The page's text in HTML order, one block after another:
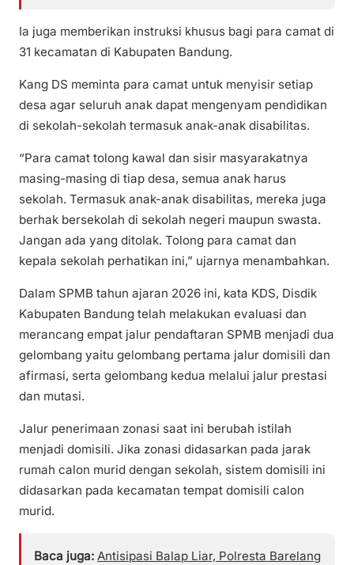
Ia juga memberikan instruksi khusus bagi para camat di
31 kecamatan di Kabupaten Bandung.
Kang DS meminta para camat untuk menyisir setiap
desa agar seluruh anak dapat mengenyam pendidikan
di sekolah-sekolah termasuk anak-anak disabilitas.
“Para camat tolong kawal dan sisir masyarakatnya
masing-masing di tiap desa, semua anak harus
sekolah. Termasuk anak-anak disabilitas, mereka juga
berhak bersekolah di sekolah negeri maupun swasta.
Jangan ada yang ditolak. Tolong para camat dan
kepala sekolah perhatikan ini,” ujarnya menambahkan.
Dalam SPMB tahun ajaran 2026 ini, kata KDS, Disdik
Kabupaten Bandung telah melakukan evaluasi dan
merancang empat jalur pendaftaran SPMB menjadi dua
gelombang yaitu gelombang pertama jalur domisili dan
afirmasi, serta gelombang kedua melalui jalur prestasi
dan mutasi.
Jalur penerimaan zonasi saat ini berubah istilah
menjadi domisili. Jika zonasi didasarkan pada jarak
rumah calon murid dengan sekolah, sistem domisili ini
didasarkan pada kecamatan tempat domisili calon
murid.
Baca juga: Antisipasi Balap Liar, Polresta Barelang